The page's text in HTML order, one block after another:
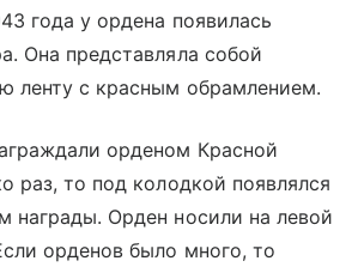
года у ордена появилась
Она представляла собой
ленту с красным обрамлением.
орденом Красной
раз, то под колодкой появлялся
награды. Орден носили на левой
орденов было много, то